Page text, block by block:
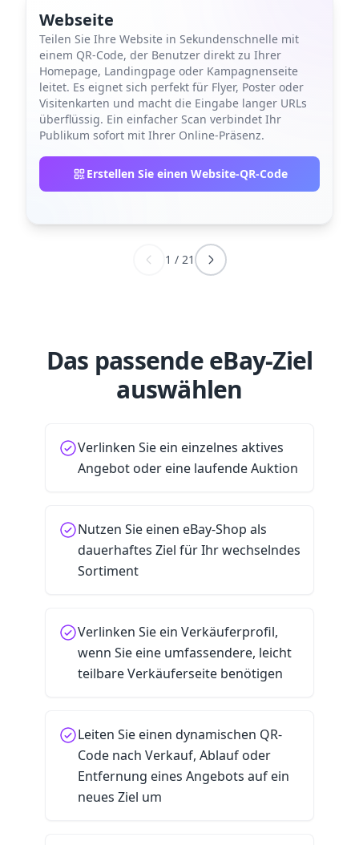
Webseite
Teilen Sie Ihre Website in Sekundenschnelle mit
einem QR-Code, der Benutzer direkt zu Ihrer
Homepage, Landingpage oder Kampagnenseite
leitet. Es eignet sich perfekt für Flyer, Poster oder
Visitenkarten und macht die Eingabe langer URLs
überflüssig. Ein einfacher Scan verbindet Ihr
Publikum sofort mit Ihrer Online-Präsenz.
Erstellen Sie einen Website-QR-Code
1 / 21
Das passende eBay-Ziel
auswählen
Verlinken Sie ein einzelnes aktives
Angebot oder eine laufende Auktion
Nutzen Sie einen eBay-Shop als
dauerhaftes Ziel für Ihr wechselndes
Sortiment
Verlinken Sie ein Verkäuferprofil,
wenn Sie eine umfassendere, leicht
teilbare Verkäuferseite benötigen
Leiten Sie einen dynamischen QR-
Code nach Verkauf, Ablauf oder
Entfernung eines Angebots auf ein
neues Ziel um